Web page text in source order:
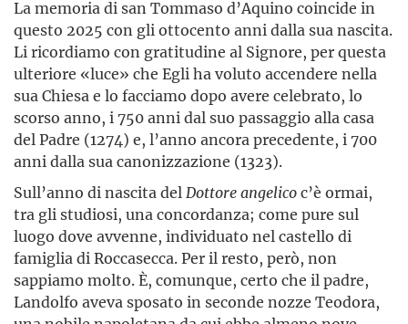
La memoria di san Tommaso d’Aquino coincide in
questo 2025 con gli ottocento anni dalla sua nascita.
Li ricordiamo con gratitudine al Signore, per questa
ulteriore «luce» che Egli ha voluto accendere nella
sua Chiesa e lo facciamo dopo avere celebrato, lo
scorso anno, i 750 anni dal suo passaggio alla casa
del Padre (1274) e, l’anno ancora precedente, i 700
anni dalla sua canonizzazione (1323).
Sull’anno di nascita del Dottore angelicoc’è ormai,
tra gli studiosi, una concordanza; come pure sul
luogo dove avvenne, individuato nel castello di
famiglia di Roccasecca. Per il resto, però, non
sappiamo molto. È, comunque, certo che il padre,
Landolfo aveva sposato in seconde nozze Teodora,